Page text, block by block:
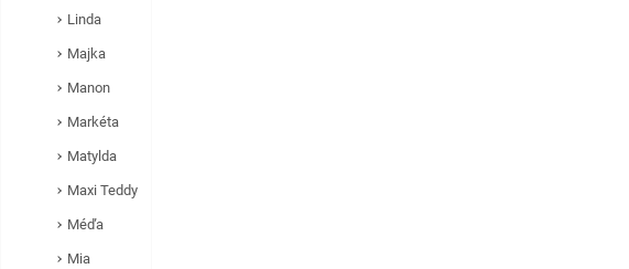
Linda
Majka
Manon
Markéta
Matylda
Maxi Teddy
Méďa
Mia